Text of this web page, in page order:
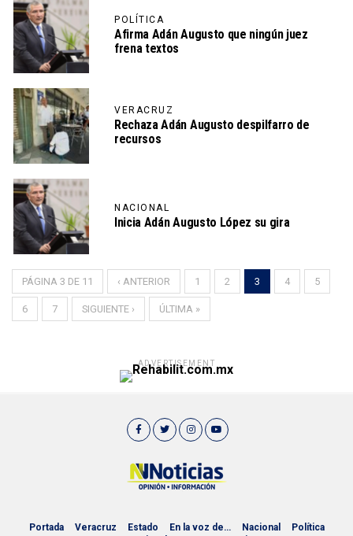
POLÍTICA
Afirma Adán Augusto que ningún juez
frena textos
VERACRUZ
Rechaza Adán Augusto despilfarro de
recursos
NACIONAL
Inicia Adán Augusto López su gira
PÁGINA 3 DE 11 ‹ ANTERIOR 1 2 3 4 5
6 7 SIGUIENTE › ÚLTIMA »
ADVERTISEMENT
Portada Veracruz Estado En la voz de… Nacional
Política